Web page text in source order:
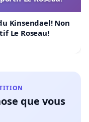
Kinsendael! Non
Le Roseau!
que vous